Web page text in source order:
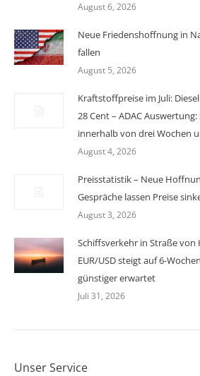
August 6, 2026
Neue Friedenshoffnung in
fallen
August 5, 2026
Kraftstoffpreise im Juli:
28 Cent – ADAC
innerhalb von drei Wochen
August 4, 2026
Preisstatistik – Neue
Gespräche lassen Preise
August 3, 2026
Schiffsverkehr in Straße von
EUR/USD steigt auf 6-
günstiger erwartet
Juli 31, 2026
Unser Service